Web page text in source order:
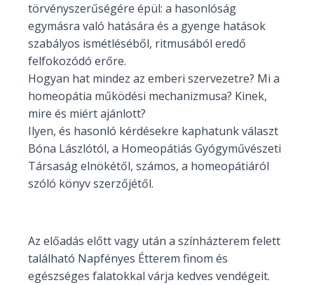
törvényszerűségére épül: a hasonlóság
egymásra való hatására és a gyenge hatások
szabályos ismétléséből, ritmusából eredő
felfokozódó erőre.
Hogyan hat mindez az emberi szervezetre? Mi a
homeopátia működési mechanizmusa? Kinek,
mire és miért ajánlott?
Ilyen, és hasonló kérdésekre kaphatunk választ
Bóna Lászlótól, a Homeopátiás Gyógyművészeti
Társaság elnökétől, számos, a homeopátiáról
szóló könyv szerzőjétől.
Az előadás előtt vagy után a színházterem felett
található Napfényes Étterem finom és
egészséges falatokkal várja kedves vendégeit.